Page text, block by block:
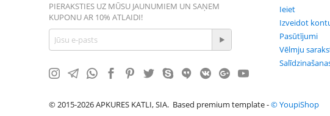
PIERAKSTIES UZ MŪSU JAUNUMIEM UN SAŅEM
KUPONU AR 10% ATLAIDI!
Ieiet
Izveidot
Pasūtījumi
Vēlmju
© 2015-2026 APKURES KATLI, SIA. Based premium template -© YoupiShop